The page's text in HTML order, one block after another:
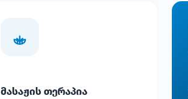
მასაჟის თერაპია